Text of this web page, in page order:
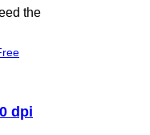
the
dpi